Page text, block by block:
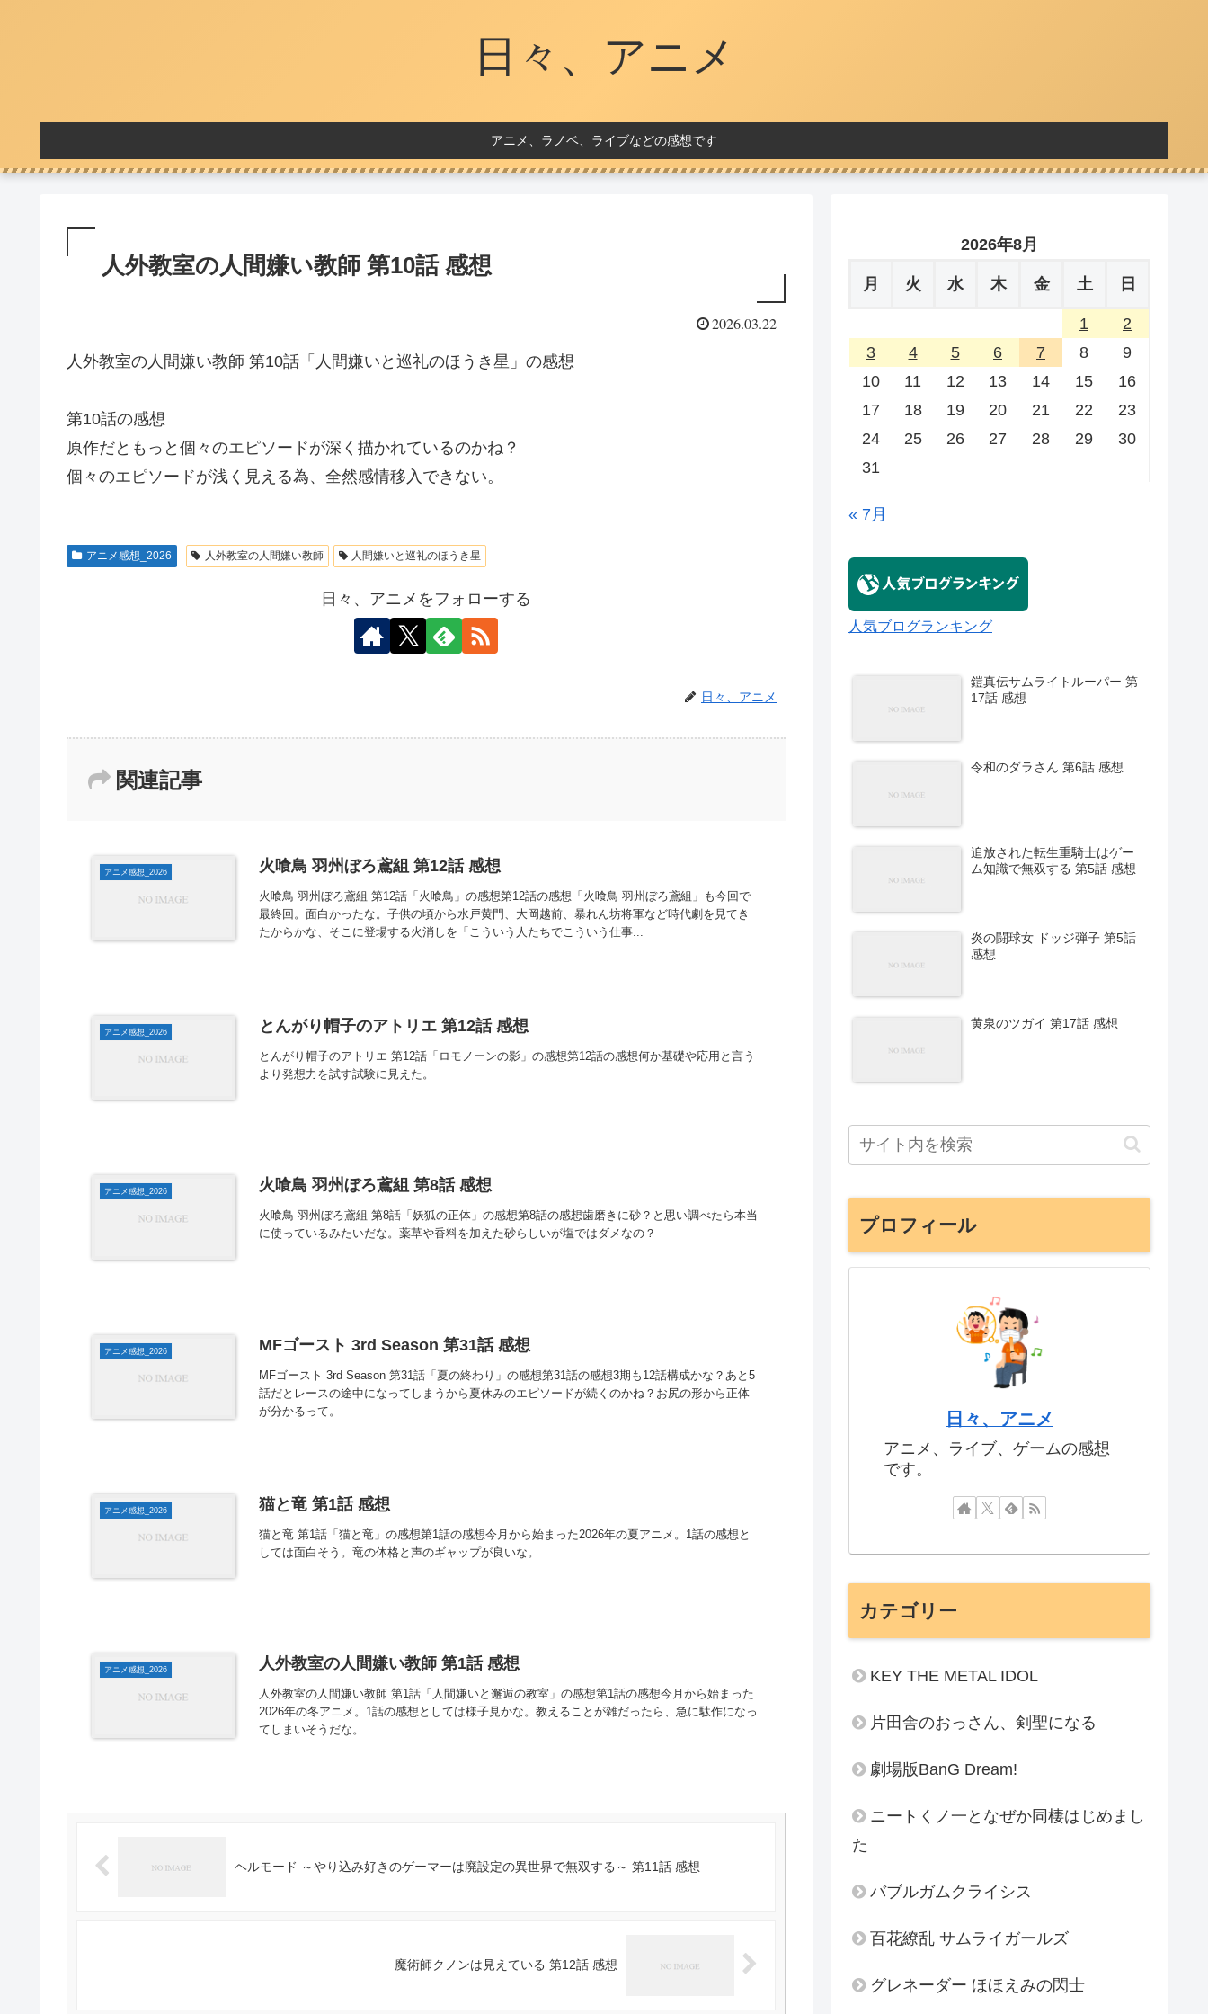
日々、アニメ
アニメ、ラノベ、ライブなどの感想です
人外教室の人間嫌い教師 第10話 感想
2026.03.22
人外教室の人間嫌い教師 第10話「人間嫌いと巡礼のほうき星」の感想
第10話の感想
原作だともっと個々のエピソードが深く描かれているのかね？
個々のエピソードが浅く見える為、全然感情移入できない。
アニメ感想_2026 人外教室の人間嫌い教師 人間嫌いと巡礼のほうき星
日々、アニメをフォローする
日々、アニメ
関連記事
アニメ感想_2026 火喰鳥 羽州ぼろ鳶組 第12話 感想
火喰鳥 羽州ぼろ鳶組 第12話「火喰鳥」の感想第12話の感想「火喰鳥 羽州ぼろ鳶組」も今回で
最終回。面白かったな。子供の頃から水戸黄門、大岡越前、暴れん坊将軍など時代劇を見てき
たからかな、そこに登場する火消しを「こういう人たちでこういう仕事...
アニメ感想_2026 とんがり帽子のアトリエ 第12話 感想
とんがり帽子のアトリエ 第12話「ロモノーンの影」の感想第12話の感想何か基礎や応用と言う
より発想力を試す試験に見えた。
アニメ感想_2026 火喰鳥 羽州ぼろ鳶組 第8話 感想
火喰鳥 羽州ぼろ鳶組 第8話「妖狐の正体」の感想第8話の感想歯磨きに砂？と思い調べたら本当
に使っているみたいだな。薬草や香料を加えた砂らしいが塩ではダメなの？
アニメ感想_2026 MFゴースト 3rd Season 第31話 感想
MFゴースト 3rd Season 第31話「夏の終わり」の感想第31話の感想3期も12話構成かな？あと5
話だとレースの途中になってしまうから夏休みのエピソードが続くのかね？お尻の形から正体
が分かるって。
アニメ感想_2026 猫と竜 第1話 感想
猫と竜 第1話「猫と竜」の感想第1話の感想今月から始まった2026年の夏アニメ。1話の感想と
しては面白そう。竜の体格と声のギャップが良いな。
アニメ感想_2026 人外教室の人間嫌い教師 第1話 感想
人外教室の人間嫌い教師 第1話「人間嫌いと邂逅の教室」の感想第1話の感想今月から始まった
2026年の冬アニメ。1話の感想としては様子見かな。教えることが雑だったら、急に駄作になっ
てしまいそうだな。
ヘルモード ～やり込み好きのゲーマーは廃設定の異世界で無双する～ 第11話 感想
魔術師クノンは見えている 第12話 感想
2026年8月
月 火 水 木 金 土 日
1
2
3
4 5 6 7 8
9
10
11 12 13 14 15
16
17
18 19 20 21 22
23
24
25 26 27 28 29
30
31
« 7月
人気ブログランキング
鎧真伝サムライトルーパー 第
17話 感想
令和のダラさん 第6話 感想
追放された転生重騎士はゲー
ム知識で無双する 第5話 感想
炎の闘球女 ドッジ弾子 第5話
感想
黄泉のツガイ 第17話 感想
プロフィール
日々、アニメ
アニメ、ライブ、ゲームの感想
です。
カテゴリー
KEY THE METAL IDOL
片田舎のおっさん、剣聖になる
劇場版BanG Dream!
ニートくノ一となぜか同棲はじめまし
た
バブルガムクライシス
百花繚乱 サムライガールズ
グレネーダー ほほえみの閃士